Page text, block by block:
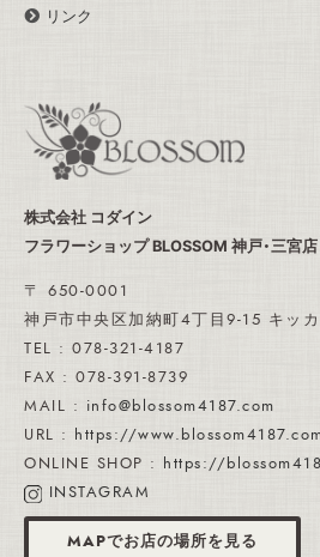
リンク
株式会社 コダイン
フラワーショップ BLOSSOM 神戸・三宮店
〒 650-0001
神戸市中央区加納町4丁目9-15 キッ
TEL : 078-321-4187
FAX : 078-391-8739
MAIL : info@blossom4187.com
URL : https://
ONLINE SHOP : https://
INSTAGRAM
MAPでお店の場所を見る